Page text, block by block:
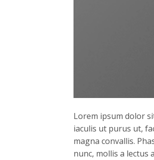
Lorem ipsum dolor
iaculis ut purus ut,
magna convallis.
nunc, mollis a lectus